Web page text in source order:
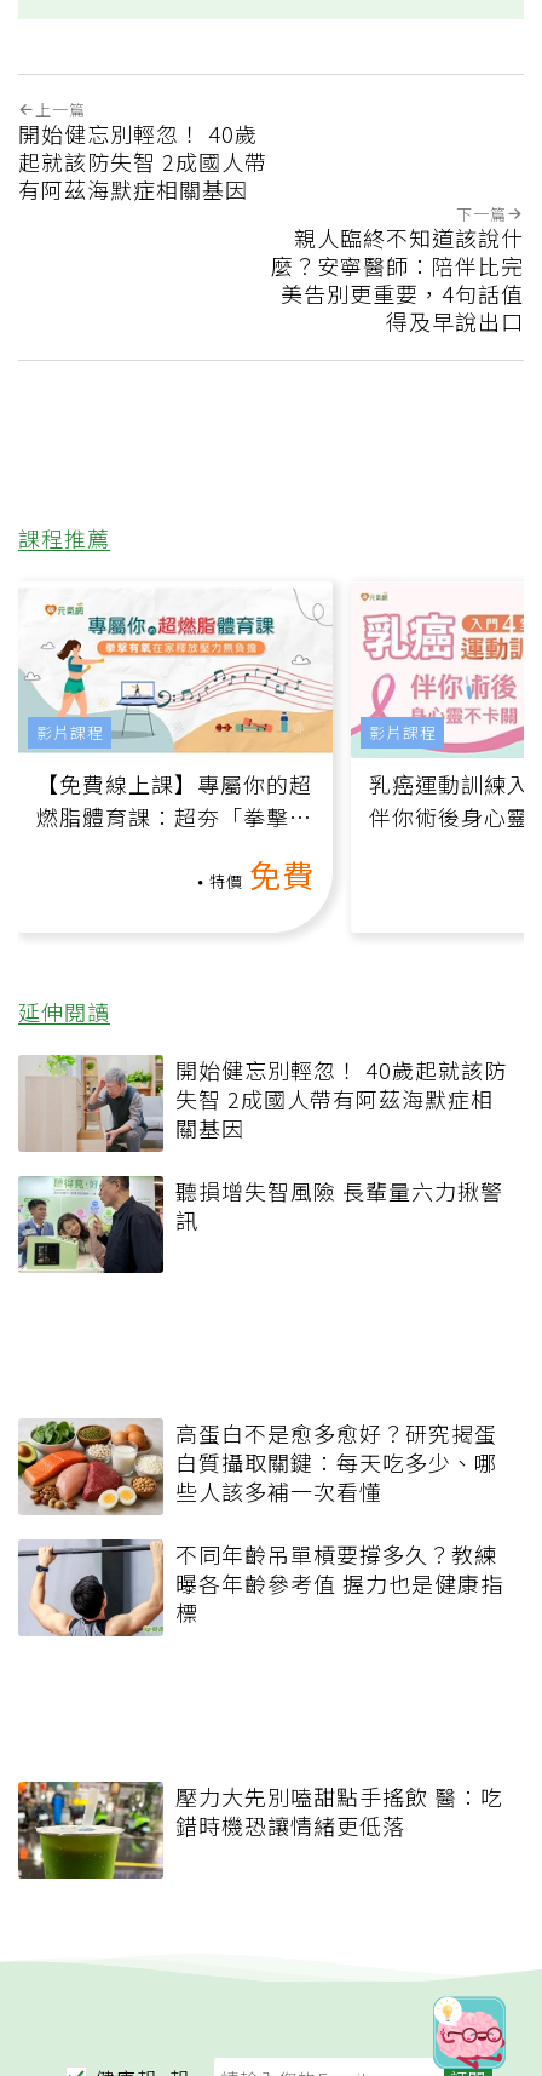
上一篇
開始健忘別輕忽！ 40歲
起就該防失智 2成國人帶
有阿茲海默症相關基因
下一篇
親人臨終不知道該說什
麼？安寧醫師：陪伴比完
美告別更重要，4句話值
得及早說出口
課程推薦
【免費線上課】專屬你的超
燃脂體育課：超夯「拳擊有
特價 免費
影片課程
乳癌運動訓練入
伴你術後身心靈
影片課程
延伸閱讀
開始健忘別輕忽！ 40歲起就該防
失智 2成國人帶有阿茲海默症相
關基因
聽損增失智風險 長輩量六力揪警
訊
高蛋白不是愈多愈好？研究揭蛋
白質攝取關鍵：每天吃多少、哪
些人該多補一次看懂
不同年齡吊單槓要撐多久？教練
曝各年齡參考值 握力也是健康指
標
壓力大先別嗑甜點手搖飲 醫：吃
錯時機恐讓情緒更低落